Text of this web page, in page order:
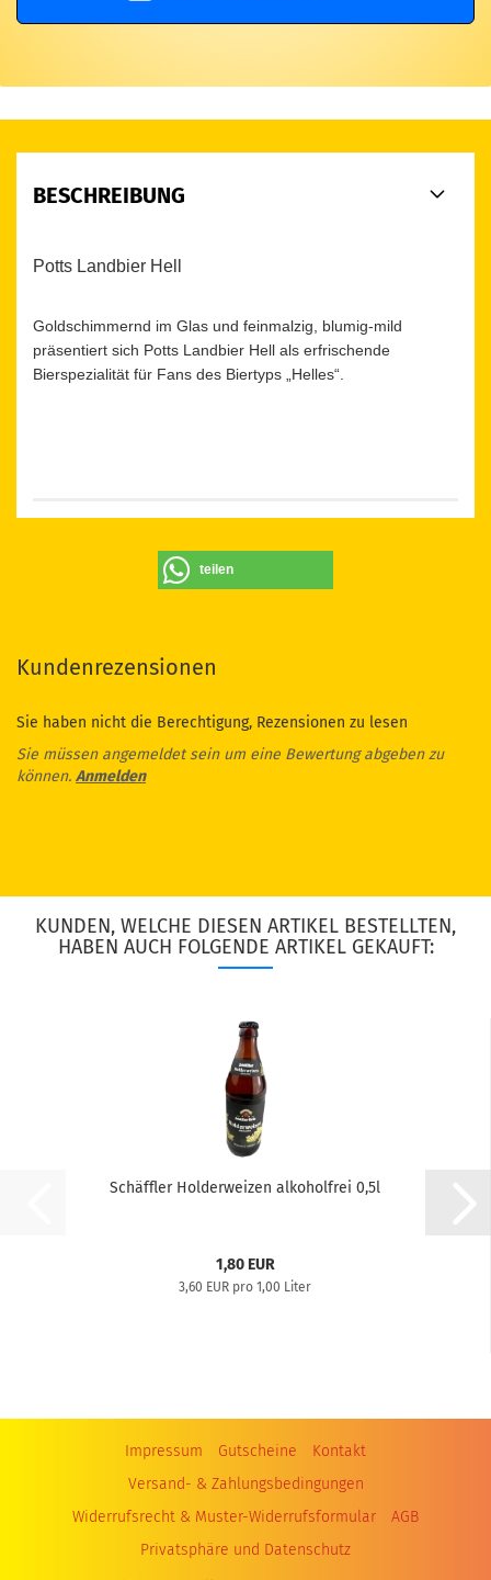
BESCHREIBUNG
Potts Landbier Hell
Goldschimmernd im Glas und feinmalzig, blumig-mild
präsentiert sich Potts Landbier Hell als erfrischende
Bierspezialität für Fans des Biertyps „Helles“.
teilen
Kundenrezensionen
Sie haben nicht die Berechtigung, Rezensionen zu lesen
Sie müssen angemeldet sein um eine Bewertung abgeben zu
können. Anmelden
KUNDEN, WELCHE DIESEN ARTIKEL BESTELLTEN,
HABEN AUCH FOLGENDE ARTIKEL GEKAUFT:
Schäffler Holderweizen alkoholfrei 0,5l
1,80 EUR
3,60 EUR pro 1,00 Liter
Impressum Gutscheine
Kontakt
Versand- & Zahlungsbedingungen
Widerrufsrecht & Muster-Widerrufsformular
AGB
Privatsphäre und Datenschutz